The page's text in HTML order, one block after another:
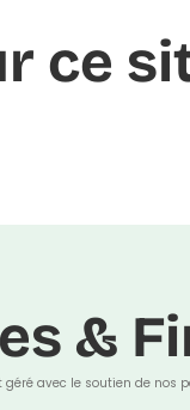
ce
&
géré avec le soutien de